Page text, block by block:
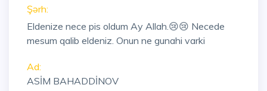
Şərh:
Eldenize nece pis oldum Ay Allah.😢😢 Necede
mesum qalib eldeniz. Onun ne gunahi varki
Ad:
ASİM BAHADDİNOV